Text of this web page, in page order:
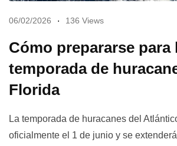
06/02/2026 136 Views
Cómo prepararse para
temporada de
Florida
La temporada de huracanes del
oficialmente el 1 de junio y se